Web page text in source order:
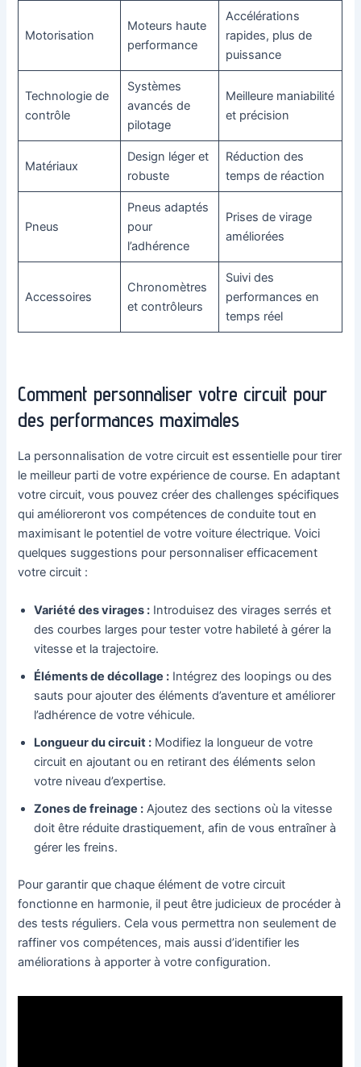
Motorisation
Moteurs haute
performance
Accélérations
rapides, plus de
puissance
Technologie de
contrôle
Systèmes
avancés de
pilotage
Meilleure maniabilité
et précision
Matériaux
Design léger et
robuste
Réduction des
temps de réaction
Pneus
Pneus adaptés
pour
l’adhérence
Prises de virage
améliorées
Accessoires
Chronomètres
et contrôleurs
Suivi des
performances en
temps réel
Comment personnaliser votre circuit pour
des performances maximales
La personnalisation de votre circuit est essentielle pour tirer
le meilleur parti de votre expérience de course. En adaptant
votre circuit, vous pouvez créer des challenges spécifiques
qui amélioreront vos compétences de conduite tout en
maximisant le potentiel de votre voiture électrique. Voici
quelques suggestions pour personnaliser efficacement
votre circuit :
Variété des virages : Introduisez des virages serrés et
des courbes larges pour tester votre habileté à gérer la
vitesse et la trajectoire.
Éléments de décollage : Intégrez des loopings ou des
sauts pour ajouter des éléments d’aventure et améliorer
l’adhérence de votre véhicule.
Longueur du circuit : Modifiez la longueur de votre
circuit en ajoutant ou en retirant des éléments selon
votre niveau d’expertise.
Zones de freinage : Ajoutez des sections où la vitesse
doit être réduite drastiquement, afin de vous entraîner à
gérer les freins.
Pour garantir que chaque élément de votre circuit
fonctionne en harmonie, il peut être judicieux de procéder à
des tests réguliers. Cela vous permettra non seulement de
raffiner vos compétences, mais aussi d’identifier les
améliorations à apporter à votre configuration.